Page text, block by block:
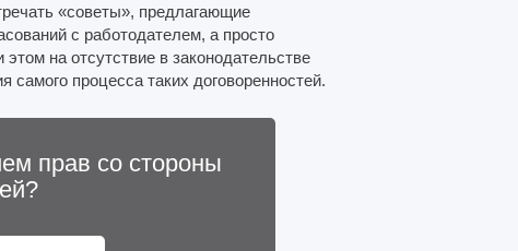
«советы», предлагающие
с работодателем, а просто
на отсутствие в законодательстве
самого процесса таких договоренностей.
прав со стороны